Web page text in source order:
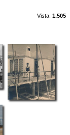
Vista: 1.505